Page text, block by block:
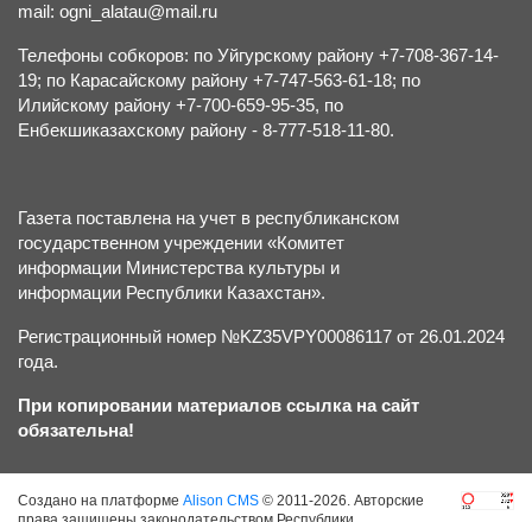
mail: ogni_alatau@mail.ru
Телефоны собкоров: по Уйгурскому району +7-708-367-14-
19; по Карасайскому району +7-747-563-61-18; по
Илийскому району +7-700-659-95-35, по
Енбекшиказахскому району - 8-777-518-11-80.
Газета поставлена на учет в республиканском
государственном учреждении «Комитет
информации Министерства культуры и
информации Республики Казахстан».
Регистрационный номер №KZ35VPY00086117 от 26.01.2024
года.
При копировании материалов ссылка на сайт
обязательна!
Создано на платформе Alison CMS © 2011-2026. Авторские